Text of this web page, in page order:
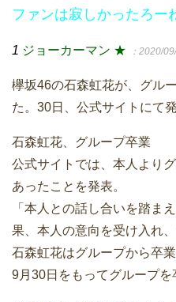
ファンは寂しかったろー
1 ジョーカーマン ★ ：2020/
欅坂46の石森虹花が、グル
た。30日、公式サイトにて
石森虹花、グループ卒業
公式サイトでは、本人より
あったことを発表。
「本人との話し合いを踏ま
果、本人の意向を受け入れ
石森虹花はグループから卒
9月30日をもってグループを